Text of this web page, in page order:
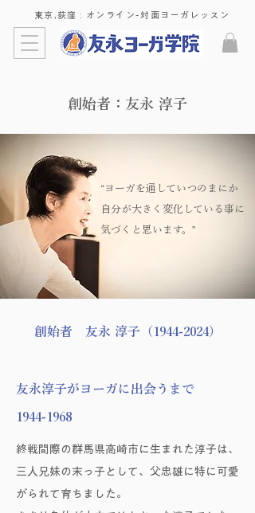
東京,荻窪 : ​オンライン-対面ヨーガレッスン
創始者：友永 淳子
“​ヨーガを通していつのまにか
自分が大きく変化している事に
気づくと思います。”
創始者 友永 淳子（1944-2024）
友永淳子がヨーガに出会うまで
1944-1968
終戦間際の群馬県高崎市に生まれた淳子は、
三人兄妹の末っ子として、父忠雄に特に可愛
がられて育ちました。